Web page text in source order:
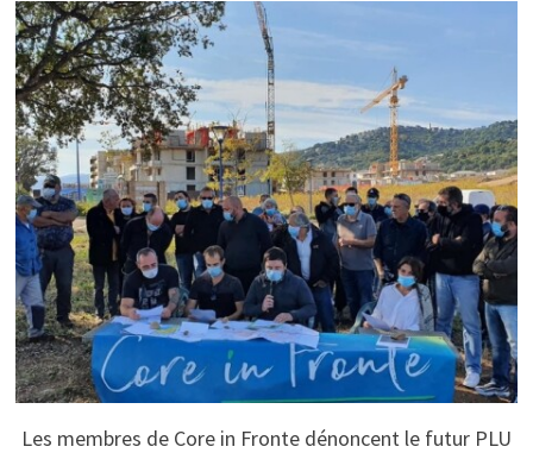
Les membres de Core in Fronte dénoncent le futur PLU